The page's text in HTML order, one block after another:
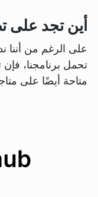
أين تجد على
على الرغم من أننا
متاحة أيضًا على